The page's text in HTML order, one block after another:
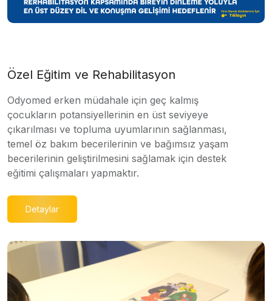
Özel Eğitim ve Rehabilitasyon
Odyomed erken müdahale için geç kalmış
çocukların potansiyellerinin en üst seviyeye
çıkarılması ve topluma uyumlarının sağlanması,
temel öz bakım becerilerinin ve bağımsız yaşam
becerilerinin geliştirilmesini sağlamak için destek
eğitimi çalışmaları yapmaktır.
Detaylar